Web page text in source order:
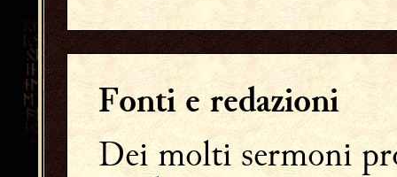
Fonti e redazioni
Dei molti sermoni